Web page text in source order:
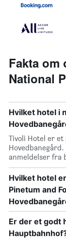
Fakta om
National
Hvilket hotel i
Tivoli Hotel er
anmeldelser fra
Hvilket hotel
Pinetum and
Er der et godt